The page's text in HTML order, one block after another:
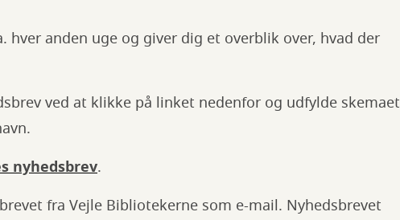
hver anden uge og giver dig et overblik over, hvad der
ved at klikke på linket nedenfor og udfylde skemaet
nyhedsbrev.
fra Vejle Bibliotekerne som e-mail. Nyhedsbrevet